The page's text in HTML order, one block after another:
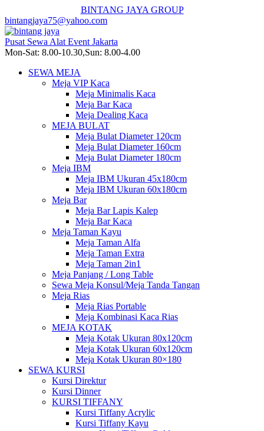
BINTANG JAYA GROUP
bintangjaya75@yahoo.com
Pusat Sewa Alat Event Jakarta
Mon-Sat: 8.00-10.30,Sun: 8.00-4.00
SEWA MEJA
Meja VIP Kaca
Meja Minimalis Kaca
Meja Bar Kaca
Meja Dealing Kaca
MEJA BULAT
Meja Bulat Diameter 120cm
Meja Bulat Diameter 160cm
Meja Bulat Diameter 180cm
Meja IBM
Meja IBM Ukuran 45x180cm
Meja IBM Ukuran 60x180cm
Meja Bar
Meja Bar Lapis Kalep
Meja Bar Kaca
Meja Taman Kayu
Meja Taman Alfa
Meja Taman Extra
Meja Taman 2in1
Meja Panjang / Long Table
Sewa Meja Konsul/Meja Tanda Tangan
Meja Rias
Meja Rias Portable
Meja Kombinasi Kaca Rias
MEJA KOTAK
Meja Kotak Ukuran 80x120cm
Meja Kotak Ukuran 60x120cm
Meja Kotak Ukuran 80×180
SEWA KURSI
Kursi Direktur
Kursi Dinner
KURSI TIFFANY
Kursi Tiffany Acrylic
Kursi Tiffany Kayu